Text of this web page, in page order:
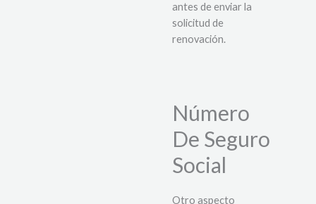
antes de enviar la
solicitud de
renovación.
Número
De Seguro
Social
Otro aspecto